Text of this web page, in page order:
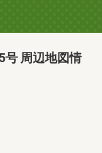
号 周辺地図情